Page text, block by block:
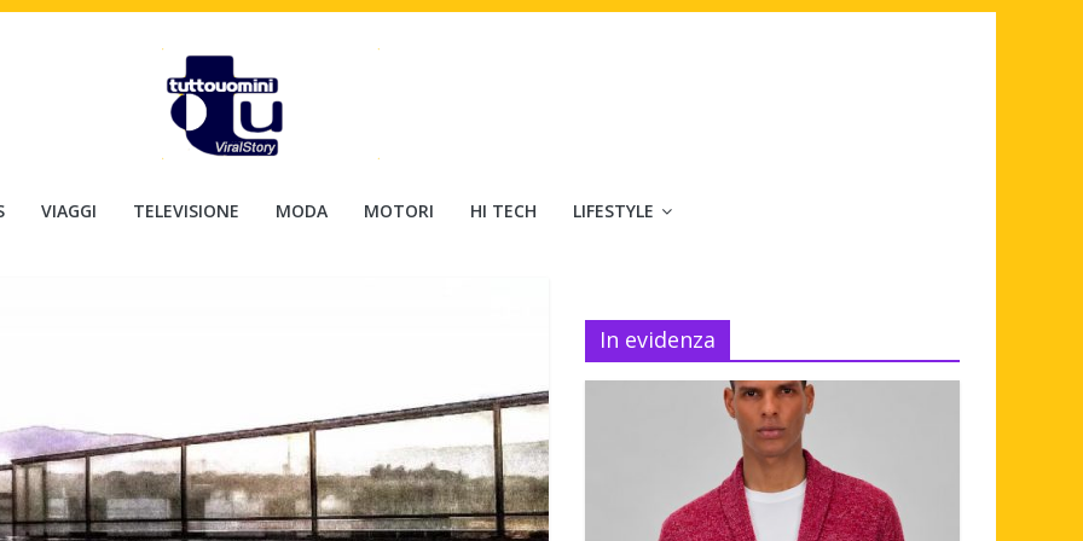
VIAGGI TELEVISIONE MODA MOTORI HI TECH LIFESTYLE
In evidenza